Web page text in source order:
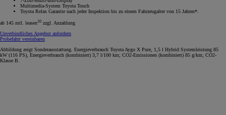
Multimedia-System Toyota Touch
Toyota Relax Garantie nach jeder Inspektion bis zu einem Fahrzeugalter von 15 Jahren*.
ab 145 mtl. leasen10 zzgl. Anzahlung
Unverbindliches Angebot anfordern
Probefahrt vereinbaren
Abbildung zeigt Sonderausstattung. Energieverbrauch Toyota Aygo X Pure, 1,5 l Hybrid Systemleistung 85
kW (116 PS), Energieverbrauch (kombiniert) 3,7 l/100 km; CO2-Emissionen (kombiniert) 85 g/km; CO2-
Klasse B.